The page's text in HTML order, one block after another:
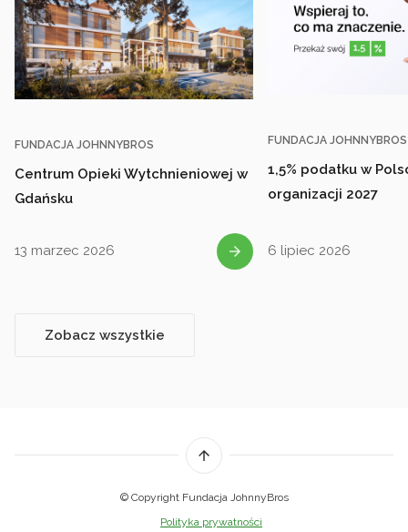
Zobacz wszystkie
FUNDACJA JOHNNYBROS
Centrum Opieki Wytchnieniowej w
Gdańsku
13 marzec 2026
FUNDACJA JOHNNYBROS
1,5% podatku w
organizacji 2027
6 lipiec 2026
© Copyright Fundacja JohnnyBros
Polityka prywatności